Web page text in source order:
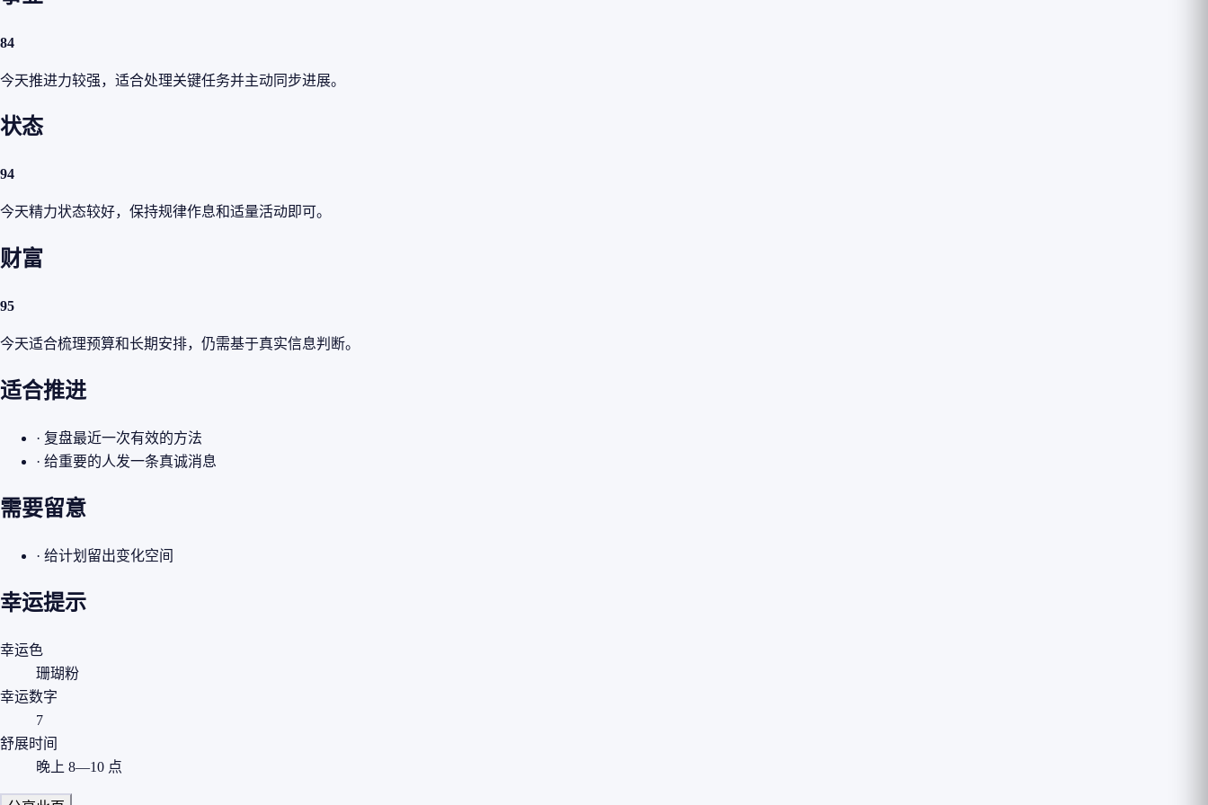
84
今天推进力较强，适合处理关键任务并主动同步进展。
状态
94
今天精力状态较好，保持规律作息和适量活动即可。
财富
95
今天适合梳理预算和长期安排，仍需基于真实信息判断。
适合推进
· 复盘最近一次有效的方法
· 给重要的人发一条真诚消息
需要留意
· 给计划留出变化空间
幸运提示
幸运色
珊瑚粉
幸运数字
7
舒展时间
晚上 8—10 点